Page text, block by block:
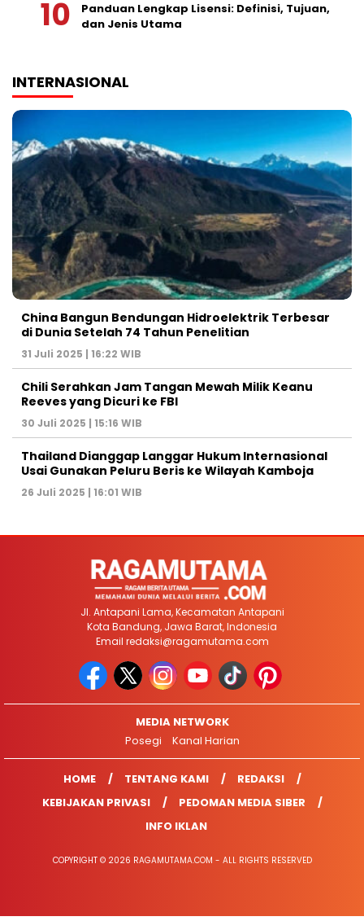
Panduan Lengkap Lisensi: Definisi, Tujuan,
dan Jenis Utama
INTERNASIONAL
China Bangun Bendungan Hidroelektrik Terbesar
di Dunia Setelah 74 Tahun Penelitian
31 Juli 2025 | 16:22 WIB
Chili Serahkan Jam Tangan Mewah Milik Keanu
Reeves yang Dicuri ke FBI
30 Juli 2025 | 15:16 WIB
Thailand Dianggap Langgar Hukum Internasional
Usai Gunakan Peluru Beris ke Wilayah Kamboja
26 Juli 2025 | 16:01 WIB
Jl. Antapani Lama, Kecamatan Antapani
Kota Bandung, Jawa Barat, Indonesia
Email redaksi@ragamutama.com
MEDIA NETWORK
Posegi
Kanal Harian
HOME TENTANG KAMI
REDAKSI
KEBIJAKAN PRIVASI
PEDOMAN MEDIA SIBER
INFO IKLAN
COPYRIGHT © 2026 RAGAMUTAMA.COM - ALL RIGHTS RESERVED